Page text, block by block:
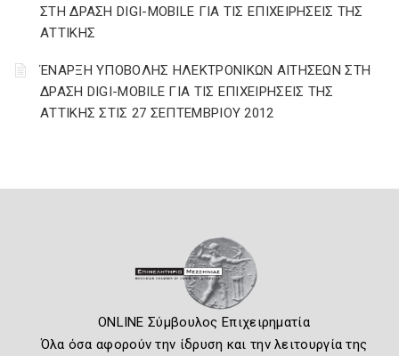
ΣΤΗ ΔΡΑΣΗ DIGI-MOBILE ΓΙΑ ΤΙΣ ΕΠΙΧΕΙΡΗΣΕΙΣ ΤΗΣ
ΑΤΤΙΚΗΣ
ΈΝΑΡΞΗ ΥΠΟΒΟΛΗΣ ΗΛΕΚΤΡΟΝΙΚΩΝ ΑΙΤΗΣΕΩΝ ΣΤΗ
ΔΡΑΣΗ DIGI-MOBILE ΓΙΑ ΤΙΣ ΕΠΙΧΕΙΡΗΣΕΙΣ ΤΗΣ
ΑΤΤΙΚΗΣ ΣΤΙΣ 27 ΣΕΠΤΕΜΒΡΙΟΥ 2012
ONLINE Σύμβουλος Επιχειρηματία
Όλα όσα αφορούν την ίδρυση και την λειτουργία της